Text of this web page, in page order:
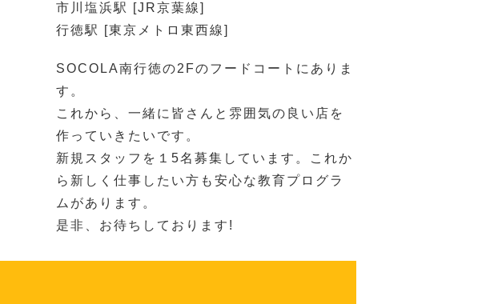
市川塩浜駅 [JR京葉線]
行徳駅 [東京メトロ東西線]
SOCOLA南行徳の2Fのフードコートにありま
す。
これから、一緒に皆さんと雰囲気の良い店を
作っていきたいです。
新規スタッフを１5名募集しています。これか
ら新しく仕事したい方も安心な教育プログラ
ムがあります。
是非、お待ちしております!